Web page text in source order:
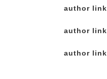
author link
author link
author link